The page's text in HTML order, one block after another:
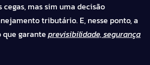
cegas, mas sim uma decisão
tributário. E, nesse ponto, a
garante previsibilidade, segurança